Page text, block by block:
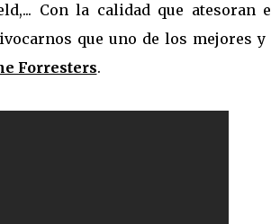
Con la calidad que atesoran
que uno de los mejores y
Forresters.